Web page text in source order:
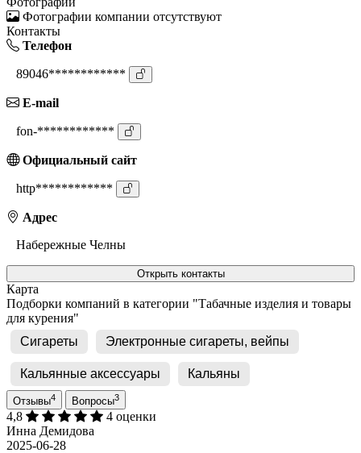
Фотографии компании отсутствуют
Контакты
Телефон
89046************
E-mail
fon-************
Официальный сайт
http************
Адрес
Набережные Челны
Открыть контакты
Карта
Подборки компаний в категории "Табачные изделия и товары
для курения"
Сигареты
Электронные сигареты, вейпы
Кальянные аксессуары Кальяны
Отзывы4 Вопросы3
4,8
4 оценки
Инна Демидова
2025-06-28